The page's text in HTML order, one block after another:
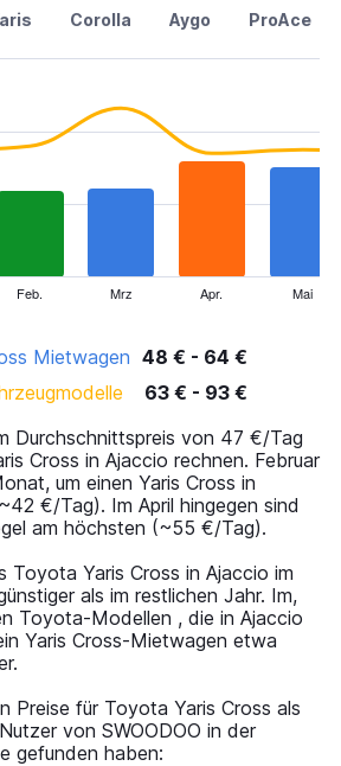
Corolla Aygo ProAce
Feb. Mrz Apr. Mai
Mietwagen 48 € - 64 €
63 € - 93 €
Durchschnittspreis von 47 €/Tag
Cross in Ajaccio rechnen. Februar
um einen Yaris Cross in
€/Tag). Im April hingegen sind
am höchsten (~55 €/Tag).
Toyota Yaris Cross in Ajaccio im
als im restlichen Jahr. Im,
Toyota-Modellen , die in Ajaccio
Yaris Cross-Mietwagen etwa
Preise für Toyota Yaris Cross als
von SWOODOO in der
gefunden haben: